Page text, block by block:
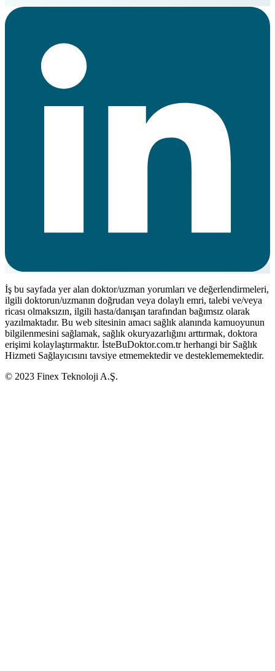
İş bu sayfada yer alan doktor/uzman yorumları ve değerlendirmeleri,
ilgili doktorun/uzmanın doğrudan veya dolaylı emri, talebi ve/veya
ricası olmaksızın, ilgili hasta/danışan tarafından bağımsız olarak
yazılmaktadır. Bu web sitesinin amacı sağlık alanında kamuoyunun
bilgilenmesini sağlamak, sağlık okuryazarlığını arttırmak, doktora
erişimi kolaylaştırmaktır. İsteBuDoktor.com.tr herhangi bir Sağlık
Hizmeti Sağlayıcısını tavsiye etmemektedir ve desteklememektedir.
© 2023 Finex Teknoloji A.Ş.